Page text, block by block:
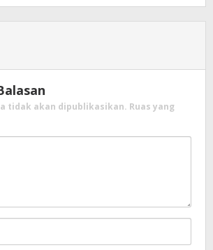
tidak akan dipublikasikan. Ruas yang